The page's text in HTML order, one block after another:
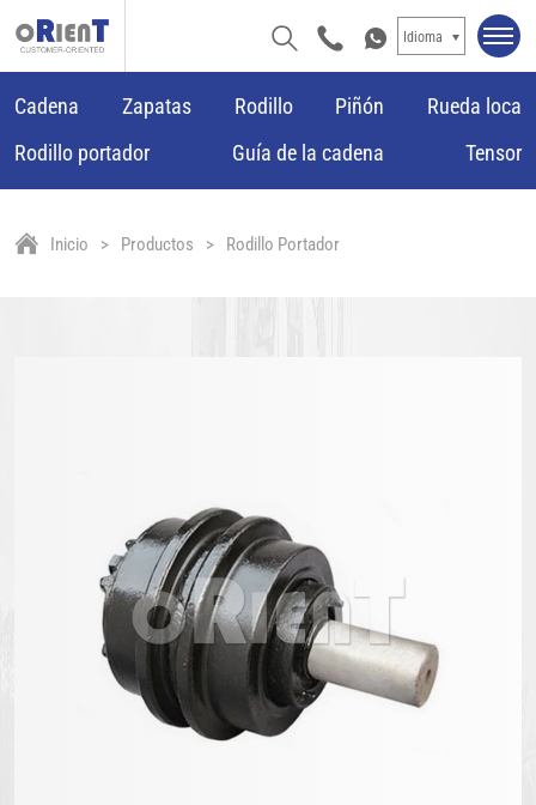
Idioma
Cadena Zapatas Rodillo Piñón
Rueda loca
Rodillo portador
Guía de la cadena Tensor
Inicio Productos Rodillo Portador